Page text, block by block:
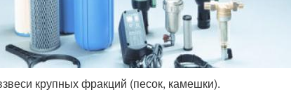
крупных фракций (песок, камешки).